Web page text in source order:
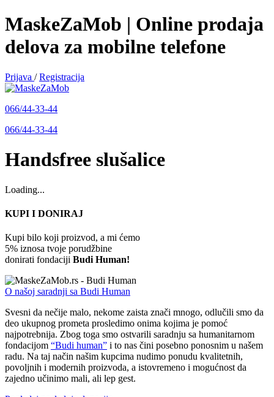
MaskeZaMob | Online prodaja
delova za mobilne telefone
Prijava / Registracija
066/44-33-44
066/44-33-44
Handsfree slušalice
Loading...
KUPI I DONIRAJ
Kupi bilo koji proizvod, a mi ćemo
5% iznosa tvoje porudžbine
donirati fondaciji Budi Human!
O našoj saradnji sa Budi Human
Svesni da nečije malo, nekome zaista znači mnogo, odlučili smo da
deo ukupnog prometa prosledimo onima kojima je pomoć
najpotrebnija. Zbog toga smo ostvarili saradnju sa humanitarnom
fondacijom “Budi human” i to nas čini posebno ponosnim u našem
radu. Na taj način našim kupcima nudimo ponudu kvalitetnih,
povoljnih i modernih proizvoda, a istovremeno i mogućnost da
zajedno učinimo mali, ali lep gest.